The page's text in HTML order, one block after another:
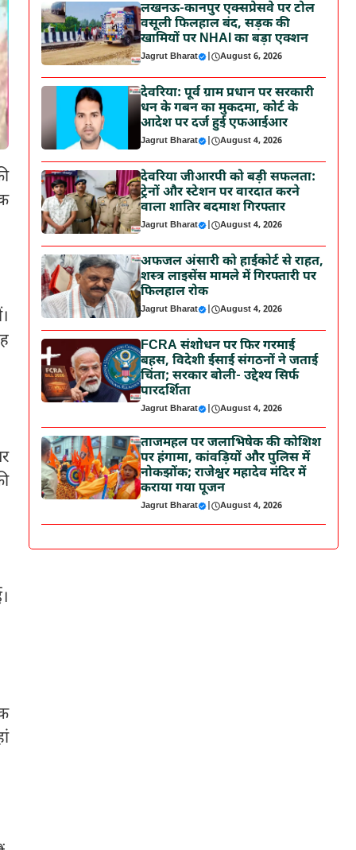
लखनऊ-कानपुर एक्सप्रेसवे पर टोल
वसूली फिलहाल बंद, सड़क की
खामियों पर NHAI का बड़ा एक्शन
Jagrut Bharat | August 6, 2026
देवरिया: पूर्व ग्राम प्रधान पर सरकारी
धन के गबन का मुकदमा, कोर्ट के
आदेश पर दर्ज हुई एफआईआर
Jagrut Bharat | August 4, 2026
देवरिया जीआरपी को बड़ी सफलता:
ट्रेनों और स्टेशन पर वारदात करने
वाला शातिर बदमाश गिरफ्तार
Jagrut Bharat | August 4, 2026
अफजल अंसारी को हाईकोर्ट से राहत,
शस्त्र लाइसेंस मामले में गिरफ्तारी पर
फिलहाल रोक
Jagrut Bharat | August 4, 2026
FCRA संशोधन पर फिर गरमाई
बहस, विदेशी ईसाई संगठनों ने जताई
चिंता; सरकार बोली- उद्देश्य सिर्फ
पारदर्शिता
Jagrut Bharat | August 4, 2026
ताजमहल पर जलाभिषेक की कोशिश
पर हंगामा, कांवड़ियों और पुलिस में
नोकझोंक; राजेश्वर महादेव मंदिर में
कराया गया पूजन
Jagrut Bharat | August 4, 2026